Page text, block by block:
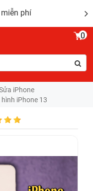
phí
0
iPhone
iPhone 13